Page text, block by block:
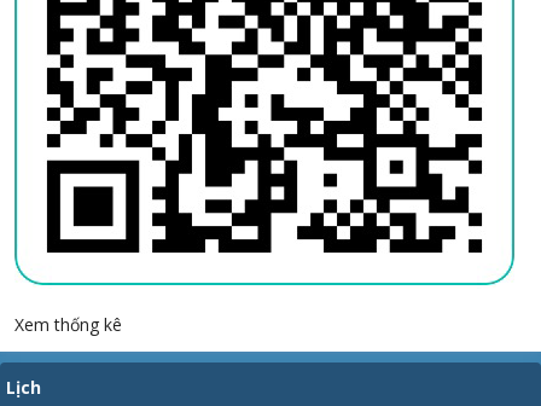
Xem thống kê
Lịch